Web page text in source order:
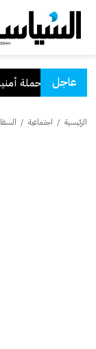
عاجل
الرئيسية / اجتماعية /